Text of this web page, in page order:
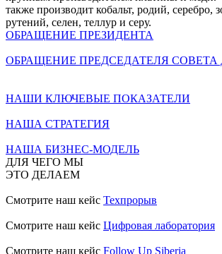
также производит кобальт, родий, серебро,
рутений, селен, теллур и серу.
ОБРАЩЕНИЕ ПРЕЗИДЕНТА
ОБРАЩЕНИЕ ПРЕДСЕДАТЕЛЯ СОВЕТА
НАШИ КЛЮЧЕВЫЕ ПОКАЗАТЕЛИ
НАША СТРАТЕГИЯ
НАША БИЗНЕС-МОДЕЛЬ
ДЛЯ ЧЕГО МЫ
ЭТО ДЕЛАЕМ
Смотрите наш кейс Техпрорыв
Смотрите наш кейс Цифровая лаборатория
Смотрите наш кейс Follow Up Siberia